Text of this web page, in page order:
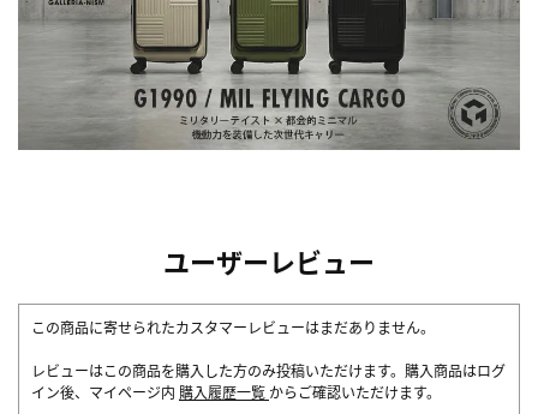
ユーザーレビュー
この商品に寄せられたカスタマーレビューはまだありません。
レビューはこの商品を購入した方のみ投稿いただけます。購入商品はログ
イン後、マイページ内 購入履歴一覧 からご確認いただけます。